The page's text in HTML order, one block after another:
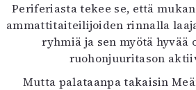
Periferiasta tekee se, että
ammattitaiteilijoiden rinnalla
ryhmiä ja sen myötä hyvää
ruohonjuuritason
Mutta palataanpa takaisin